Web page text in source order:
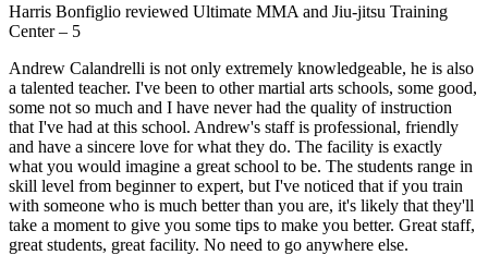
Harris Bonfiglio reviewed Ultimate MMA and Jiu-jitsu Training
Center– 5
Andrew Calandrelli is not only extremely knowledgeable, he is also
a talented teacher. I've been to other martial arts schools, some good,
some not so much and I have never had the quality of instruction
that I've had at this school. Andrew's staff is professional, friendly
and have a sincere love for what they do. The facility is exactly
what you would imagine a great school to be. The students range in
skill level from beginner to expert, but I've noticed that if you train
with someone who is much better than you are, it's likely that they'll
take a moment to give you some tips to make you better. Great staff,
great students, great facility. No need to go anywhere else.